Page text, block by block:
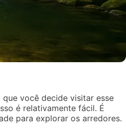
você decide visitar esse
é relativamente fácil. É
para explorar os arredores.